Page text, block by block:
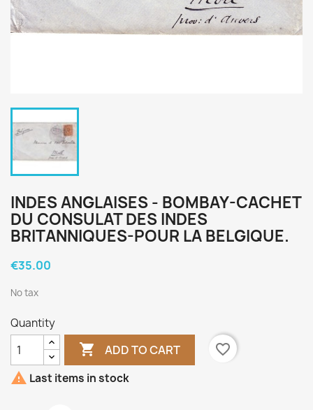
INDES ANGLAISES - BOMBAY-CACHET
DU CONSULAT DES INDES
BRITANNIQUES-POUR LA BELGIQUE.
€35.00
No tax
Quantity
 ADD TO CART
favorite_border
 Last items in stock